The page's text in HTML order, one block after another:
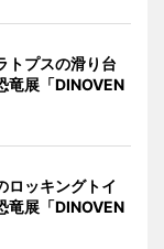
トプスの滑り台
竜展「DINOVEN
ロッキングトイ
竜展「DINOVEN